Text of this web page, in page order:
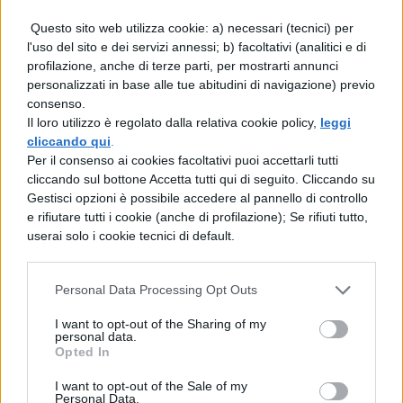
Questo sito web utilizza cookie: a) necessari (tecnici) per
l'uso del sito e dei servizi annessi; b) facoltativi (analitici e di
profilazione, anche di terze parti, per mostrarti annunci
personalizzati in base alle tue abitudini di navigazione) previo
consenso.
Il loro utilizzo è regolato dalla relativa cookie policy, leggi
cliccando qui
Per il consenso ai cookies facoltativi puoi accettarli tutti
cliccando sul bottone Accetta tutti qui di seguito. Cliccando su
Gestisci opzioni è possibile accedere al pannello di controllo
e rifiutare tutti i cookie (anche di profilazione); Se rifiuti tutto,
userai solo i cookie tecnici di default.
Personal Data Processing Opt Outs
I want to opt-out of the Sharing of my
personal data.
Opted In
I want to opt-out of the Sale of my
Personal Data.
senso èSamantha Jones, interpretata
da Kim Cattral, le cui perle di saggezza,
per inciso, valgono da sole il motivo
per non perdersi Sex and The City per
niente al mondo.
Il mix perfetto tra comicità e
romanticismo.Sex and The City è
una serie tv leggera, divertente (le
risate sono assicurate), ma allo stesso
tempo non mancano il romanticismo,
le delusioni d’amore, gli isterismi e